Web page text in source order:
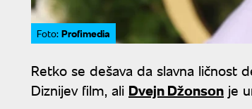
Foto: Profimedia
Retko se dešava da slavna ličnost
Diznijev film, ali Dvejn Džonson je